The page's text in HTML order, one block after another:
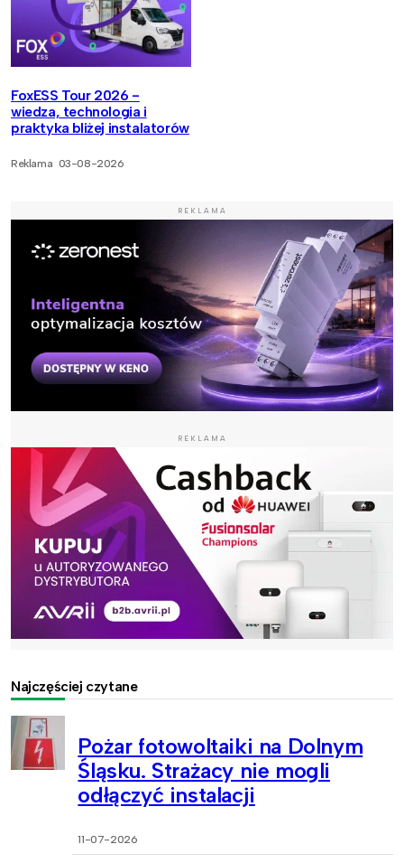
FoxESS Tour 2026 -
wiedza, technologia i
praktyka bliżej instalatorów
Reklama 03-08-2026
REKLAMA
REKLAMA
Najczęściej czytane
Pożar fotowoltaiki na Dolnym
Śląsku. Strażacy nie mogli
odłączyć instalacji
11-07-2026